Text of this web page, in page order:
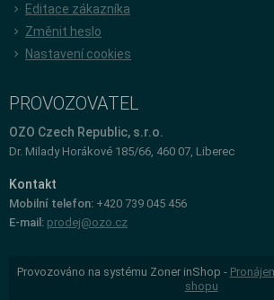
Editace zákazníka
Změnit heslo
Nastavení cookies
PROVOZOVATEL
OZO Czech Republic, s.r.o.
Dr. Milady Horákové 185/66, 460 07, Liberec
Kontakt
Mobilní telefon: +420 739 045 456
E-mail: prodej@ozo.cz
Provozováno na systému Zoner inShop -
shopu